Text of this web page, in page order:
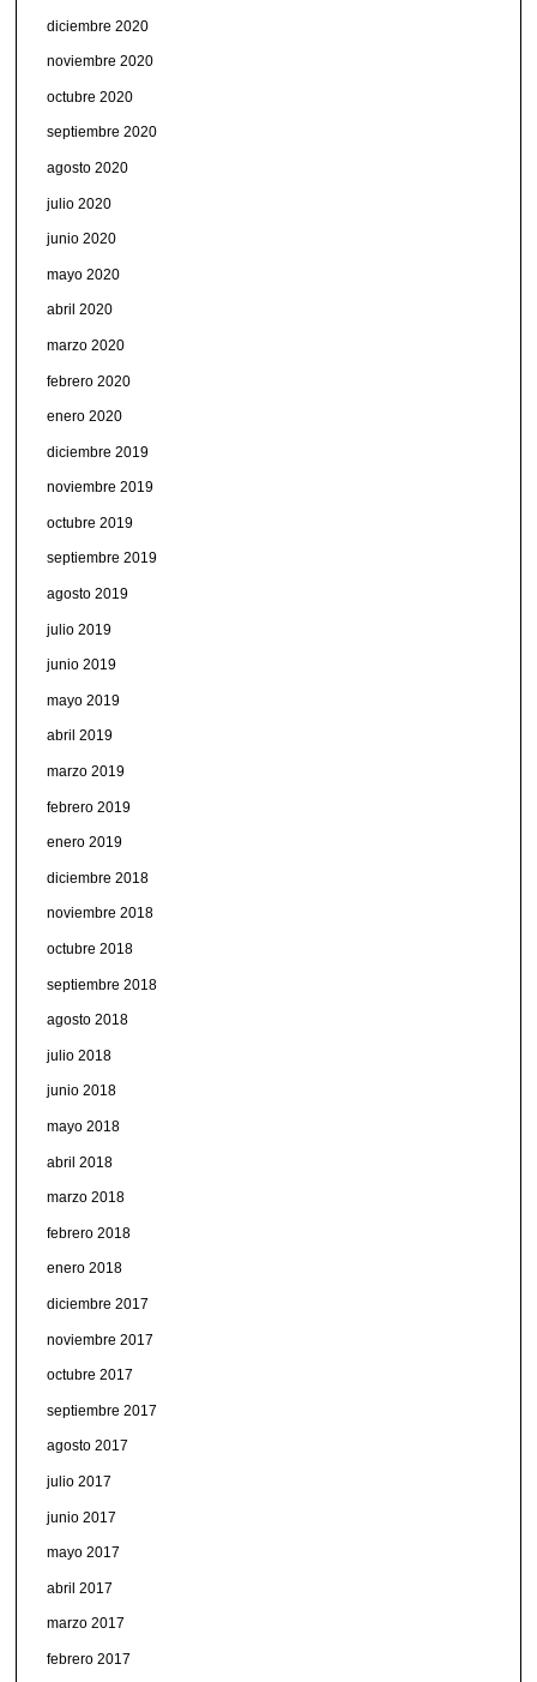
diciembre 2020
noviembre 2020
octubre 2020
septiembre 2020
agosto 2020
julio 2020
junio 2020
mayo 2020
abril 2020
marzo 2020
febrero 2020
enero 2020
diciembre 2019
noviembre 2019
octubre 2019
septiembre 2019
agosto 2019
julio 2019
junio 2019
mayo 2019
abril 2019
marzo 2019
febrero 2019
enero 2019
diciembre 2018
noviembre 2018
octubre 2018
septiembre 2018
agosto 2018
julio 2018
junio 2018
mayo 2018
abril 2018
marzo 2018
febrero 2018
enero 2018
diciembre 2017
noviembre 2017
octubre 2017
septiembre 2017
agosto 2017
julio 2017
junio 2017
mayo 2017
abril 2017
marzo 2017
febrero 2017